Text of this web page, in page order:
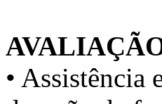
• Assistência